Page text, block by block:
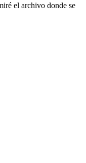
el archivo donde se